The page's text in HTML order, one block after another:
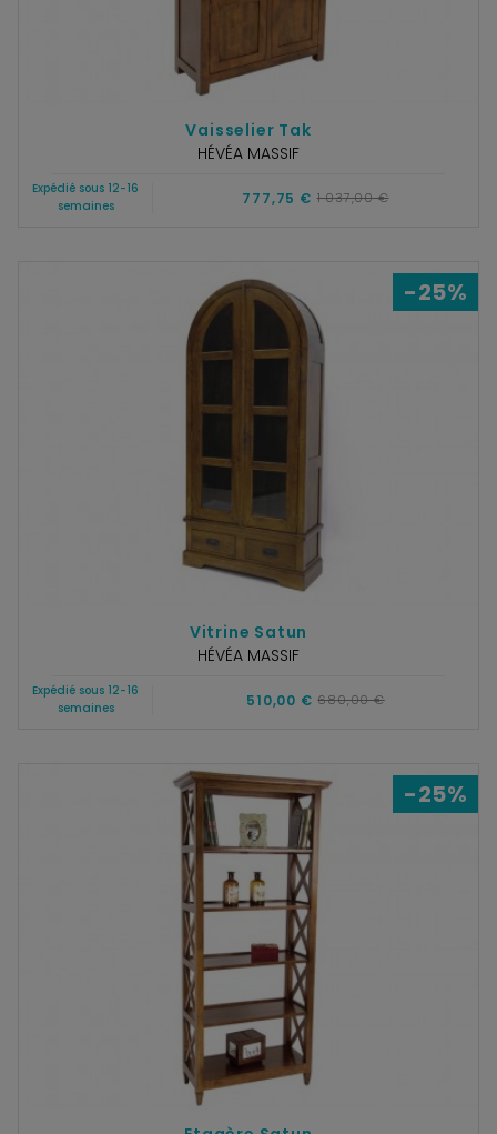
Vaisselier Tak
HÉVÉA MASSIF
Expédié sous 12-16
semaines
777,75 € 1 037,00 €
-25%
Vitrine Satun
HÉVÉA MASSIF
Expédié sous 12-16
semaines
510,00 € 680,00 €
-25%